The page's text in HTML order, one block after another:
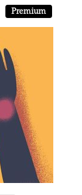
Premium